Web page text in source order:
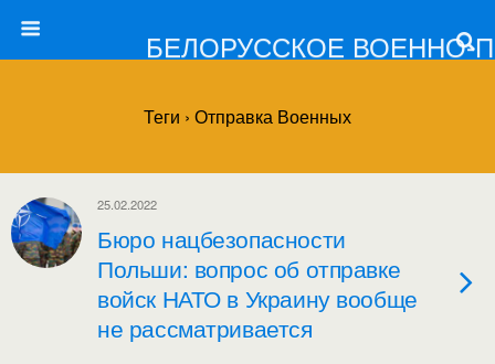
БЕЛОРУССКОЕ ВОЕННО-
Теги › Отправка Военных
25.02.2022
Бюро нацбезопасности
Польши: вопрос об отправке
войск НАТО в Украину вообще
не рассматривается